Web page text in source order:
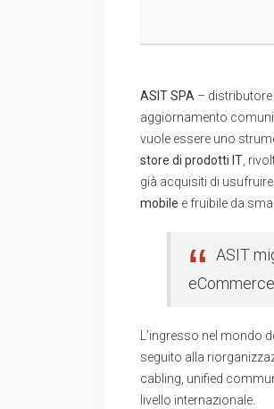
ASIT SPA – distributore
aggiornamento
vuole essere uno
store di prodotti IT,
già acquisiti di
mobile e fruibile da
ASIT
eCommerce
L’ingresso nel mondo
seguito alla
cabling, unified
livello internazionale.